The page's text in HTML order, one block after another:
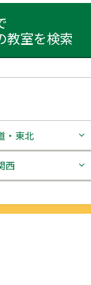
教室を検索
・東北
道
西